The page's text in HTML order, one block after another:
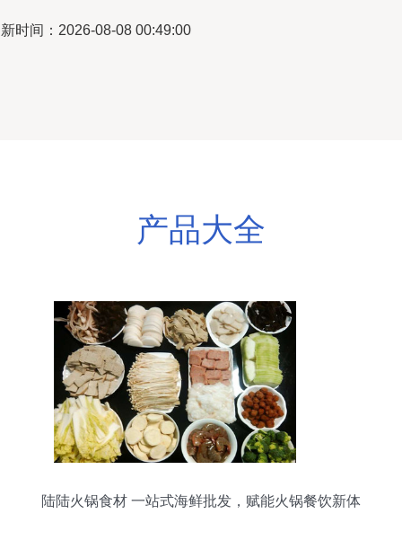
时间：2026-08-08 00:49:00
产品大全
陆陆火锅食材 一站式海鲜批发，赋能火锅餐饮新体